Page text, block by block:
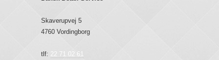
Skaverupvej 5
4760 Vordingborg
tlf: 22 71 02 61